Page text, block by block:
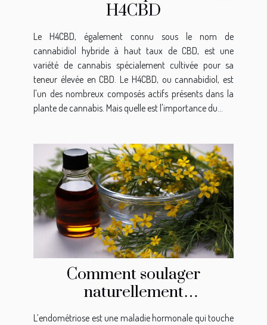
H4CBD
Le H4CBD, également connu sous le nom de
cannabidiol hybride à haut taux de CBD, est une
variété de cannabis spécialement cultivée pour sa
teneur élevée en CBD. Le H4CBD, ou cannabidiol, est
l'un des nombreux composés actifs présents dans la
plante de cannabis. Mais quelle est l'importance du...
Comment soulager
naturellement
l’endométriose ?
L’endométriose est une maladie hormonale qui touche